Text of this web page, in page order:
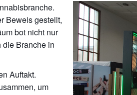
Beweis gestellt,
bot nicht nur
Branche in
Auftakt.
um